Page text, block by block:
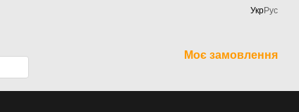
УкрРус
Моє замовлення